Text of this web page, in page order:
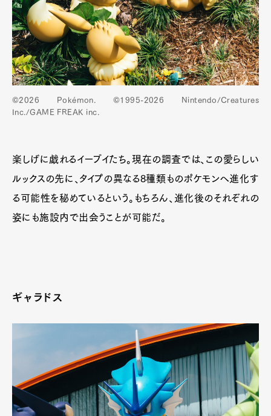
©2026 Pokémon. ©1995-2026 Nintendo/Creatures
Inc./GAME FREAK inc.
楽しげに戯れるイーブイたち。現在の調査では、この愛らしい
ルックスの先に、タイプの異なる8種類ものポケモンへ進化す
る可能性を秘めているという。もちろん、進化後のそれぞれの
姿にも施設内で出会うことが可能だ。
ギャラドス